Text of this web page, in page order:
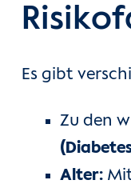
Es gibt
Zu den
Alter: